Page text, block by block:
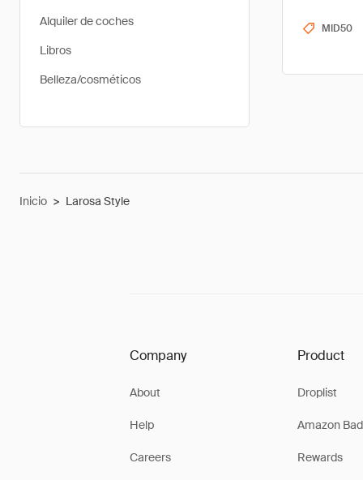
Alquiler de coches
Libros
Belleza/cosméticos
MID50
Inicio > Larosa Style
Company
About
Help
Careers
Product
Droplist
Amazon
Rewards